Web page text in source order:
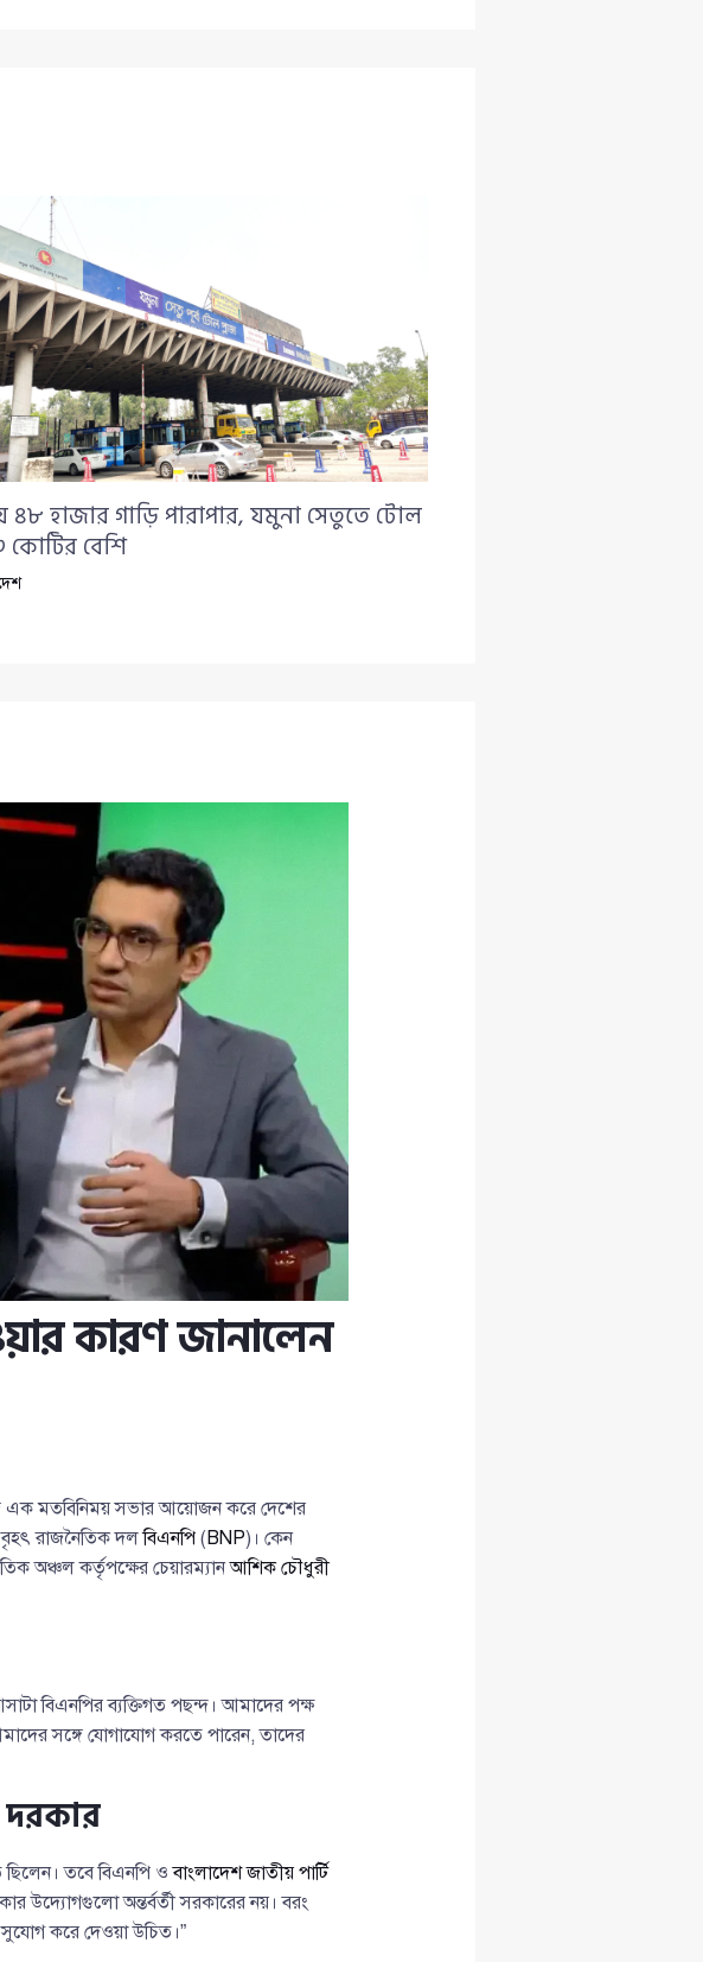
৪৮ হাজার গাড়ি পারাপার, যমুনা সেতুতে টোল
বেশি
কারণ জানালেন
এক মতবিনিময় সভার আয়োজন করে দেশের
বৃহৎ রাজনৈতিক দলবিএনপি(BNP)। কেন
অঞ্চল কর্তৃপক্ষের চেয়ারম্যানআশিক চৌধুরী
বিএনপির ব্যক্তিগত পছন্দ। আমাদের পক্ষ
সঙ্গে যোগাযোগ করতে পারেন, তাদের
ছিলেন। তবে বিএনপি ওবাংলাদেশ জাতীয় পার্টি
উদ্যোগগুলো অন্তর্বর্তী সরকারের নয়। বরং
সুযোগ করে দেওয়া উচিত।”